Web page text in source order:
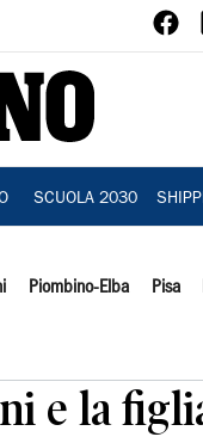
SCUOLA 2030
Piombino-Elba Pisa
e la